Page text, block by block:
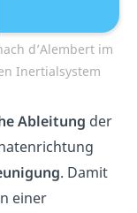
d’Alembert im
Inertialsystem
Ableitung der
. Damit
einer